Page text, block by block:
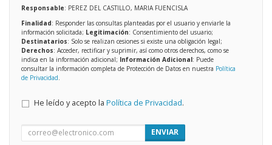
Responsable: PEREZ DEL CASTILLO, MARIA FUENCISLA
Finalidad: Responder las consultas planteadas por el usuario y enviarle la
información solicitada; Legitimación: Consentimiento del usuario;
Destinatarios: Solo se realizan cesiones si existe una obligación legal;
Derechos: Acceder, rectificar y suprimir, así como otros derechos, como se
indica en la información adicional; Información Adicional: Puede
consultar la información completa de Protección de Datos en nuestra Política
de Privacidad
He leído y acepto la Política de Privacidad.
ENVIAR